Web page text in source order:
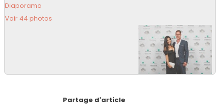
Diaporama
Voir 44 photos
Partage d'article